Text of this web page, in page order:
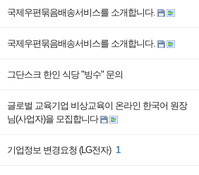
국제우편묶음배송서비스를 소개합니다.
국제우편묶음배송서비스를 소개합니다.
그단스크 한인 식당 "빙수" 문의
글로벌 교육기업 비상교육이 온라인 한국어 원장
님(사업자)을 모집합니다
기업정보 변경요청 (LG전자) 1